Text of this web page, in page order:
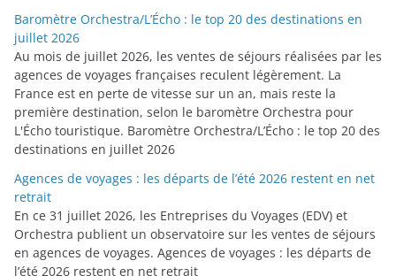
Baromètre Orchestra/L’Écho : le top 20 des destinations en
juillet 2026
Au mois de juillet 2026, les ventes de séjours réalisées par les
agences de voyages françaises reculent légèrement. La
France est en perte de vitesse sur un an, mais reste la
première destination, selon le baromètre Orchestra pour
L'Écho touristique. Baromètre Orchestra/L’Écho : le top 20 des
destinations en juillet 2026
Agences de voyages : les départs de l’été 2026 restent en net
retrait
En ce 31 juillet 2026, les Entreprises du Voyages (EDV) et
Orchestra publient un observatoire sur les ventes de séjours
en agences de voyages. Agences de voyages : les départs de
l’été 2026 restent en net retrait